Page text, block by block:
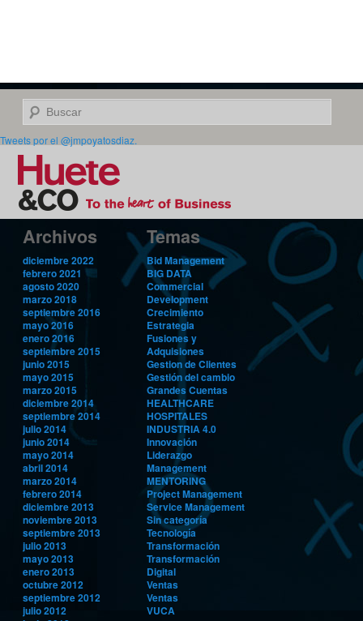
Buscar
Tweets por el @jmpoyatosdiaz.
Archivos
diciembre 2022
febrero 2021
agosto 2020
marzo 2018
septiembre 2016
mayo 2016
enero 2016
septiembre 2015
junio 2015
mayo 2015
marzo 2015
diciembre 2014
septiembre 2014
julio 2014
junio 2014
mayo 2014
abril 2014
marzo 2014
febrero 2014
diciembre 2013
noviembre 2013
septiembre 2013
julio 2013
mayo 2013
enero 2013
octubre 2012
septiembre 2012
julio 2012
Temas
Bid Management
BIG DATA
Commercial
Development
Crecimiento
Estrategia
Fusiones y
Adquisiones
Gestion de Clientes
Gestión del cambio
Grandes Cuentas
HEALTHCARE
HOSPITALES
INDUSTRIA 4.0
Innovación
Liderazgo
Management
MENTORING
Project Management
Service Management
Sin categoría
Tecnología
Transformación
Transformación
Digital
Ventas
Ventas
VUCA